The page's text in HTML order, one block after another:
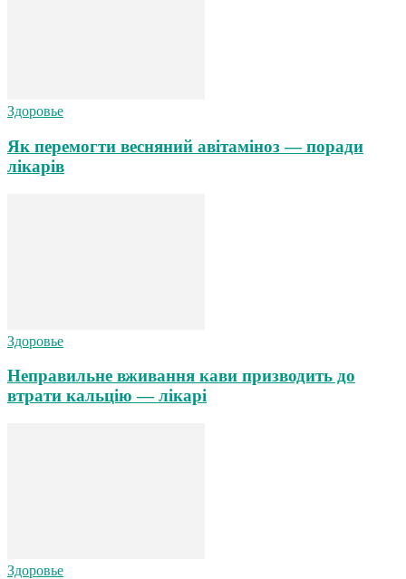
Здоровье
Як перемогти весняний авітаміноз — поради
лікарів
Здоровье
Неправильне вживання кави призводить до
втрати кальцію — лікарі
Здоровье